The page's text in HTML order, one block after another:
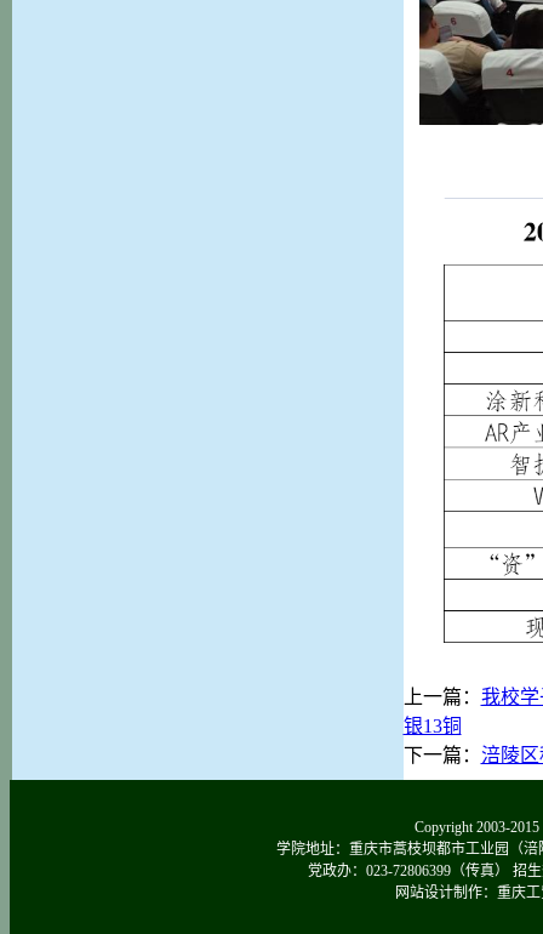
上一篇： 我校
银13铜
下一篇： 涪陵
Copyright 2003-
学院地址：重庆市蒿枝坝都市工业园（涪
党政办：023-72806399（传真） 招
网站设计制作：重庆